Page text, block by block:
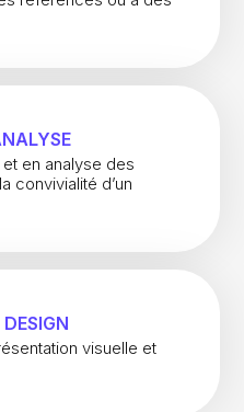
en analyse des
convivialité d’un
visuelle et